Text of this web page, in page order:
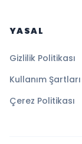
YASAL
Gizlilik Politikası
Kullanım Şartları
Çerez Politikası